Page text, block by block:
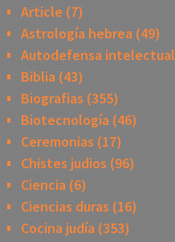
Article (7)
Astrología hebrea(49)
Autodefensa intelectual
Biblia(43)
Biografias (355)
Biotecnología(46)
Ceremonias (17)
Chistes judios (96)
Ciencia(6)
Ciencias duras (16)
Cocina judía(353)